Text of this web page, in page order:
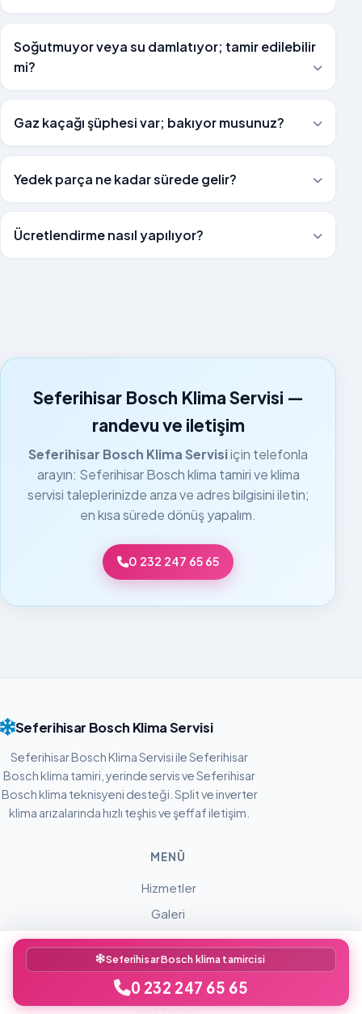
Soğutmuyor veya su damlatıyor; tamir edilebilir
mi?
Gaz kaçağı şüphesi var; bakıyor musunuz?
Yedek parça ne kadar sürede gelir?
Ücretlendirme nasıl yapılıyor?
Seferihisar Bosch Klima Servisi —
randevu ve iletişim
Seferihisar Bosch Klima Servisiiçin telefonla
arayın: Seferihisar Bosch klima tamiri ve klima
servisi taleplerinizde arıza ve adres bilgisini iletin;
en kısa sürede dönüş yapalım.
0 232 247 65 65
Seferihisar Bosch Klima Servisi
Seferihisar Bosch Klima Servisi ile Seferihisar
Bosch klima tamiri, yerinde servis ve Seferihisar
Bosch klima teknisyeni desteği. Split ve inverter
klima arızalarında hızlı teşhis ve şeffaf iletişim.
MENÜ
Hizmetler
Galeri
SSS
İletişim
Seferihisar Bosch klima tamircisi
0 232 247 65 65